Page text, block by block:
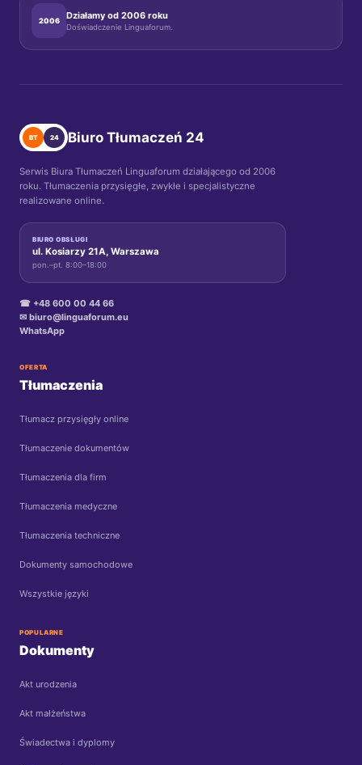
2006 Działamy od 2006 roku
Doświadczenie Linguaforum.
BT 24 Biuro Tłumaczeń 24
Serwis Biura Tłumaczeń Linguaforum działającego od 2006
roku. Tłumaczenia przysięgłe, zwykłe i specjalistyczne
realizowane online.
BIURO OBSŁUGI
ul. Kosiarzy 21A, Warszawa
pon.–pt. 8:00–18:00
☎ +48 600 00 44 66
✉ biuro@linguaforum.eu
WhatsApp
OFERTA
Tłumaczenia
Tłumacz przysięgły online
Tłumaczenie dokumentów
Tłumaczenia dla firm
Tłumaczenia medyczne
Tłumaczenia techniczne
Dokumenty samochodowe
Wszystkie języki
POPULARNE
Dokumenty
Akt urodzenia
Akt małżeństwa
Świadectwa i dyplomy